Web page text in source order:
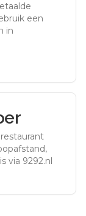
een
in
via 9292.nl